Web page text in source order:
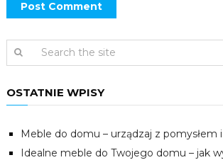
OSTATNIE WPISY
Meble do domu – urządzaj z pomysłem
Idealne meble do Twojego domu – jak